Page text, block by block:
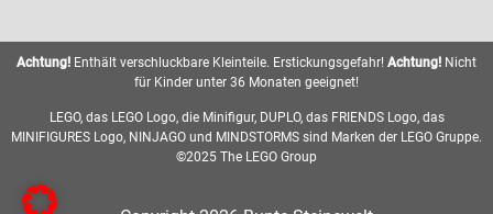
Achtung! Enthält verschluckbare Kleinteile. Erstickungsgefahr! Achtung! Nicht
für Kinder unter 36 Monaten geeignet!
LEGO, das LEGO Logo, die Minifigur, DUPLO, das FRIENDS Logo, das
MINIFIGURES Logo, NINJAGO und MINDSTORMS sind Marken der LEGO Gruppe.
©2025 The LEGO Group